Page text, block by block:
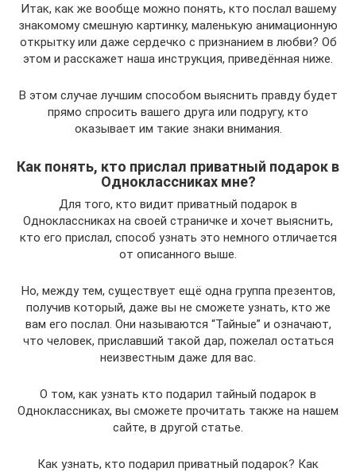
Итак, как же вообще можно понять, кто послал вашему
знакомому смешную картинку, маленькую анимационную
открытку или даже сердечко с признанием в любви? Об
этом и расскажет наша инструкция, приведённая ниже.
В этом случае лучшим способом выяснить правду будет
прямо спросить вашего друга или подругу, кто
оказывает им такие знаки внимания.
Как понять, кто прислал приватный подарок в
Одноклассниках мне?
Для того, кто видит приватный подарок в
Одноклассниках на своей страничке и хочет выяснить,
кто его прислал, способ узнать это немного отличается
от описанного выше.
Но, между тем, существует ещё одна группа презентов,
получив который, даже вы не сможете узнать, кто же
вам его послал. Они называются “Тайные” и означают,
что человек, приславший такой дар, пожелал остаться
неизвестным даже для вас.
О том, как узнать кто подарил тайный подарок в
Одноклассниках, вы сможете прочитать также на нашем
сайте, в другой статье.
Как узнать, кто подарил приватный подарок? Как